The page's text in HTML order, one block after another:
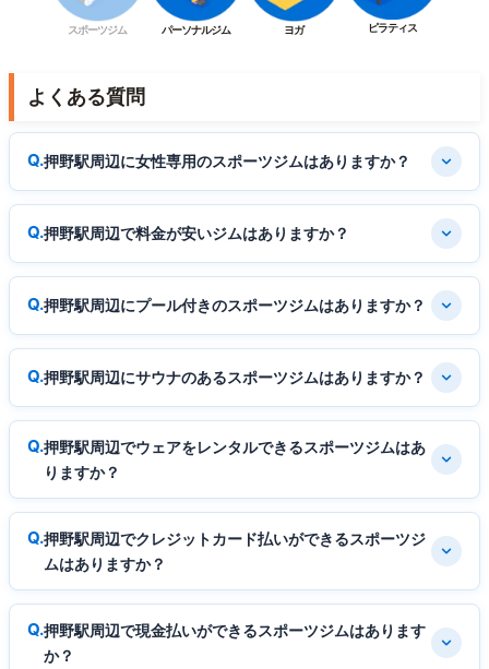
スポーツジム パーソナルジム ヨガ ピラティス
よくある質問
押野駅周辺に女性専用のスポーツジムはありますか？
押野駅周辺で料金が安いジムはありますか？
押野駅周辺にプール付きのスポーツジムはありますか？
押野駅周辺にサウナのあるスポーツジムはありますか？
押野駅周辺でウェアをレンタルできるスポーツジムはあ
りますか？
押野駅周辺でクレジットカード払いができるスポーツジ
ムはありますか？
押野駅周辺で現金払いができるスポーツジムはあります
か？